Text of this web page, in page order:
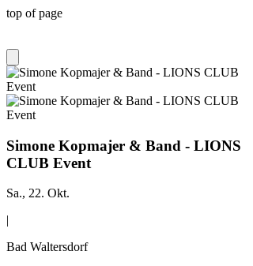
top of page
Simone Kopmajer & Band - LIONS
CLUB Event
Sa., 22. Okt.
|
Bad Waltersdorf